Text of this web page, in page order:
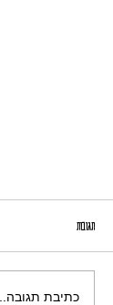
תגובות
כתיבת תגובה...